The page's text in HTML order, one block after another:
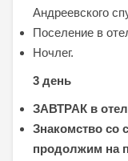
Андреевского
Поселение в
Ночлег.
3 день
ЗАВТРАК в
Знакомство со
продолжим на